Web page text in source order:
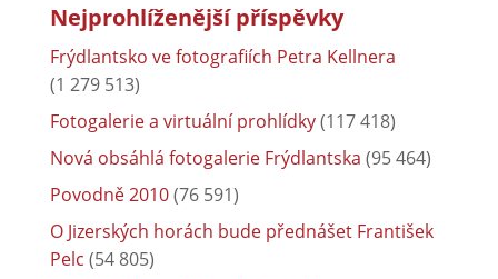
Nejprohlíženější příspěvky
Frýdlantsko ve fotografiích Petra Kellnera
(1 279 513)
Fotogalerie a virtuální prohlídky(117 418)
Nová obsáhlá fotogalerie Frýdlantska (95 464)
Povodně 2010(76 591)
O Jizerských horách bude přednášet František
Pelc (54 805)